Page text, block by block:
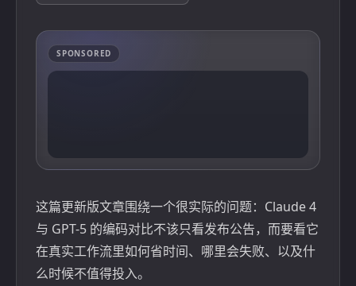
SPONSORED
这篇更新版文章围绕一个很实际的问题：Claude 4
与 GPT-5 的编码对比不该只看发布公告，而要看它
在真实工作流里如何省时间、哪里会失败、以及什
么时候不值得投入。